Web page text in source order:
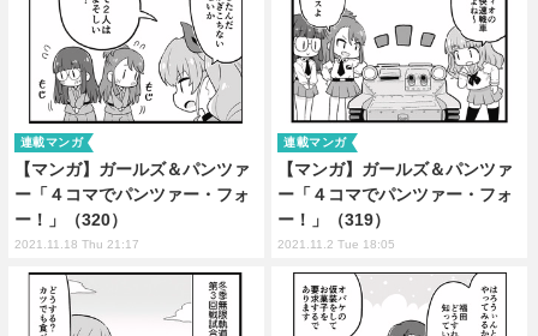
【マンガ】ガールズ＆パンツァ
ー「４コマでパンツァー・フォ
ー！」（320）
連載マンガ
2021.11.18 Thu 21:17
【マンガ】ガールズ＆パンツァ
ー「４コマでパンツァー・フォ
ー！」（319）
連載マンガ
2021.11.2 Tue 18:05